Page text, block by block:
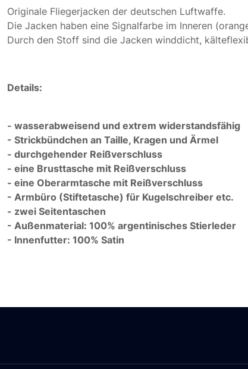
Originale Fliegerjacken der deutschen Luftwaffe.
Die Jacken haben eine Signalfarbe im Inneren
Durch den Stoff sind die Jacken winddicht,
Details:
- wasserabweisend und extrem widerstandsfähig
- Strickbündchen an Taille, Kragen und Ärmel
- durchgehender Reißverschluss
- eine Brusttasche mit Reißverschluss
- eine Oberarmtasche mit Reißverschluss
- Armbüro (Stiftetasche) für Kugelschreiber etc.
- zwei Seitentaschen
- Außenmaterial: 100% argentinisches Stierleder
- Innenfutter: 100% Satin